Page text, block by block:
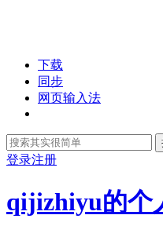
下载
同步
网页输入法
登录注册
qijizhiyu的个